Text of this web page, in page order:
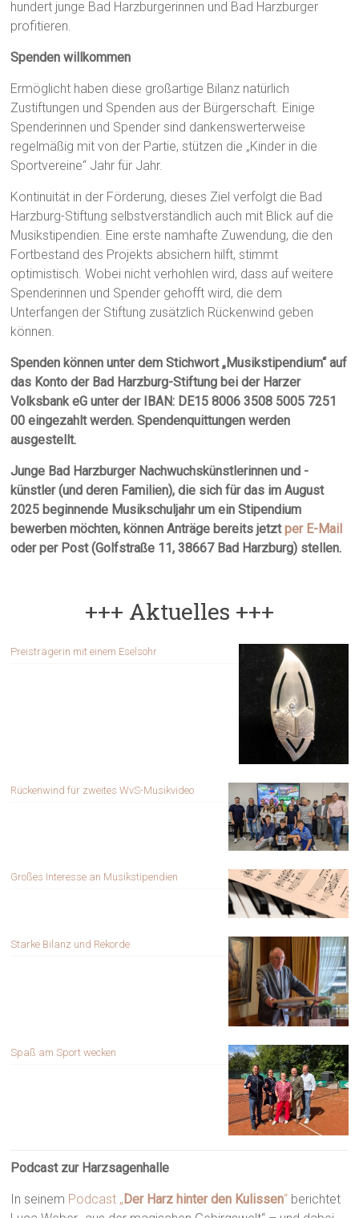
hundert junge Bad Harzburgerinnen und Bad Harzburger
profitieren.
Spenden willkommen
Ermöglicht haben diese großartige Bilanz natürlich
Zustiftungen und Spenden aus der Bürgerschaft. Einige
Spenderinnen und Spender sind dankenswerterweise
regelmäßig mit von der Partie, stützen die „Kinder in die
Sportvereine“ Jahr für Jahr.
Kontinuität in der Förderung, dieses Ziel verfolgt die Bad
Harzburg-Stiftung selbstverständlich auch mit Blick auf die
Musikstipendien. Eine erste namhafte Zuwendung, die den
Fortbestand des Projekts absichern hilft, stimmt
optimistisch. Wobei nicht verhohlen wird, dass auf weitere
Spenderinnen und Spender gehofft wird, die dem
Unterfangen der Stiftung zusätzlich Rückenwind geben
können.
Spenden können unter dem Stichwort „Musikstipendium“ auf
das Konto der Bad Harzburg-Stiftung bei der Harzer
Volksbank eG unter der IBAN: DE15 8006 3508 5005 7251
00 eingezahlt werden. Spendenquittungen werden
ausgestellt.
Junge Bad Harzburger Nachwuchskünstlerinnen und -
künstler (und deren Familien), die sich für das im August
2025 beginnende Musikschuljahr um ein Stipendium
bewerben möchten, können Anträge bereits jetztper E-Mail
oder per Post (Golfstraße 11, 38667 Bad Harzburg) stellen.
+++ Aktuelles +++
Preisträgerin mit einem Eselsohr
Rückenwind für zweites WvS-Musikvideo
Großes Interesse an Musikstipendien
Starke Bilanz und Rekorde
Spaß am Sport wecken
Podcast zur Harzsagenhalle
In seinem Podcast „ Der Harz hinter den Kulissen“ berichtet